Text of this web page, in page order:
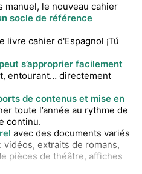
manuel, le nouveau cahier
socle de référence
cahier d'Espagnol ¡Tú
s’approprier facilement
entourant… directement
de contenus et mise en
toute l’année au rythme de
continu.
avec des documents variés
vidéos, extraits de romans,
pièces de théâtre, affiches